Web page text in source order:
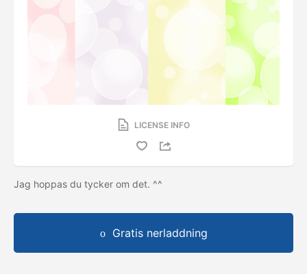
LICENSE INFO
Jag hoppas du tycker om det. ^^
Gratis nerladdning